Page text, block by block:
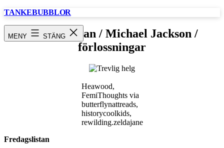
Hoppa
TANKEBUBBLOR
MENY STÄNG
Fredagslistan / Michael Jackson /
förlossningar
Heawood,
FemiThoughts via
butterflynattreads,
historycoolkids,
rewilding.zeldajane
Fredagslistan